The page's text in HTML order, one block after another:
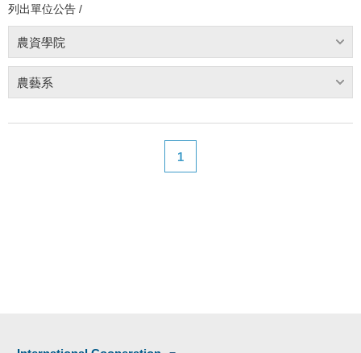
列出單位公告 /
農資學院
農藝系
1